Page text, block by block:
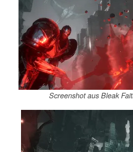
Screenshot aus Bleak